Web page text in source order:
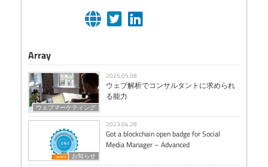
Array
ウェブマーケティング
2025.05.08
ウェブ解析でコンサルタントに求められ
る能力
お知らせ
2023.04.28
Got a blockchain open badge for Social
Media Manager – Advanced